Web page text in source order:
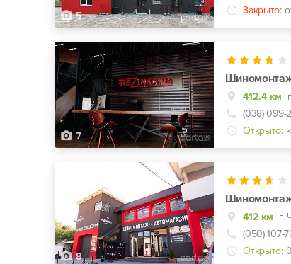
5
Закрыто:
7
412.4 км
(038) 099-
Открыто:
8
412 км
(050) 107-
Открыто: